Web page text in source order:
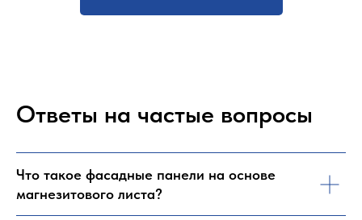
Ответы на частые вопросы
Что такое фасадные панели на основе
магнезитового листа?